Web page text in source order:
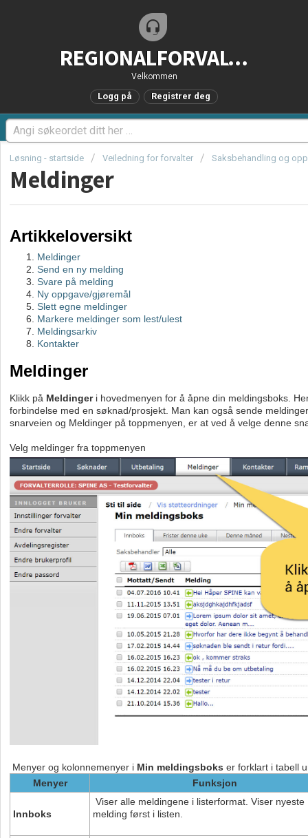
REGIONALFORVALTNING.no - Brukerstøtteportal
Velkommen
Logg på Registrer deg
Løsning - startside Veiledning for forvalter Saksbehandling og
Meldinger
Artikkeloversikt
Meldinger
Send en ny melding
Svare på melding
Ny oppgave/gjøremål
Slett egne meldinger
Markere meldinger som lest/ulest
Meldingsarkiv
Kontakter
Meldinger
Klikk på Meldinger i hovedmenyen for å åpne din meldingsboks.
forbindelse med en søknad/prosjekt. Man kan også sende
snarveien og Meldinger på toppmenyen, er at ved å velge denne
Velg meldinger fra toppmenyen
Menyer og kolonnemenyer i Min meldingsboks er forklart i tabell
Menyer
Funksjon
Innboks
Viser alle meldingene i listerformat. Viser nyeste
melding først i listen.